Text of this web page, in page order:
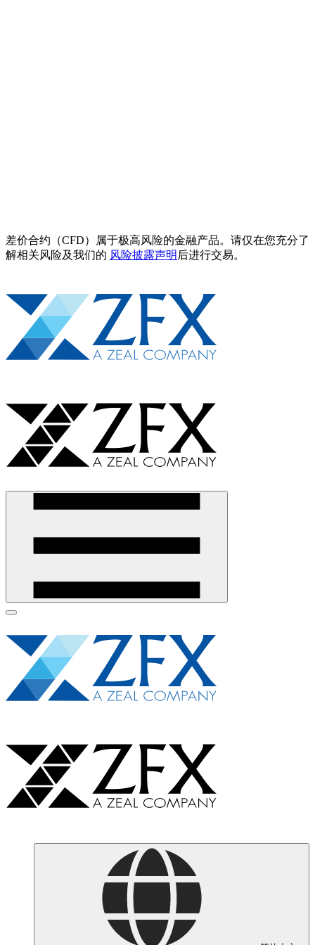
差价合约（CFD）属于极高风险的金融产品。请仅在您充分了
解相关风险及我们的 风险披露声明 后进行交易。